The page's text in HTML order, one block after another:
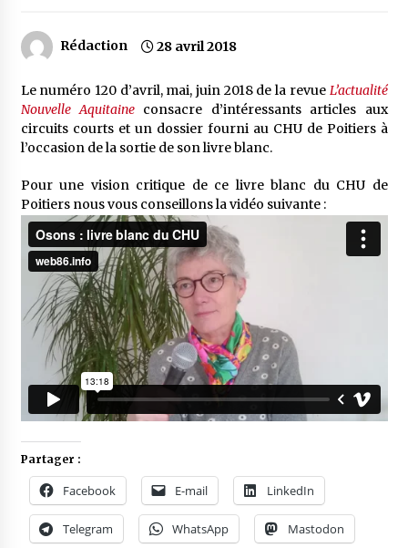
Rédaction 28 avril 2018
Le numéro 120 d’avril, mai, juin 2018 de la revue L’actualité
Nouvelle Aquitaineconsacre d’intéressants articles aux
circuits courts et un dossier fourni au CHU de Poitiers à
l’occasion de la sortie de son livre blanc.
Pour une vision critique de ce livre blanc du CHU de
Poitiers nous vous conseillons la vidéo suivante :
Partager :
Facebook E-mail LinkedIn
Telegram WhatsApp Mastodon